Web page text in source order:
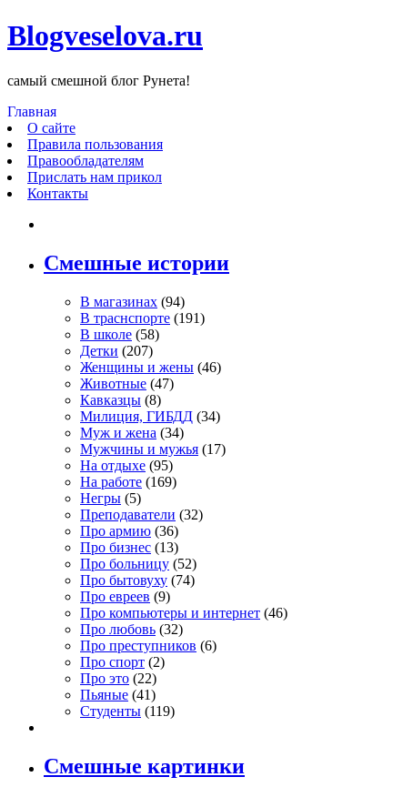
Blogveselova.ru
самый смешной блог Рунета!
Главная
О сайте
Правила пользования
Правообладателям
Прислать нам прикол
Контакты
Смешные истории
В магазинах (94)
В траснспорте (191)
В школе (58)
Детки (207)
Женщины и жены (46)
Животные (47)
Кавказцы (8)
Милиция, ГИБДД (34)
Муж и жена (34)
Мужчины и мужья (17)
На отдыхе (95)
На работе (169)
Негры (5)
Преподаватели (32)
Про армию (36)
Про бизнес (13)
Про больницу (52)
Про бытовуху (74)
Про евреев (9)
Про компьютеры и интернет (46)
Про любовь (32)
Про преступников (6)
Про спорт (2)
Про это (22)
Пьяные (41)
Студенты (119)
Смешные картинки